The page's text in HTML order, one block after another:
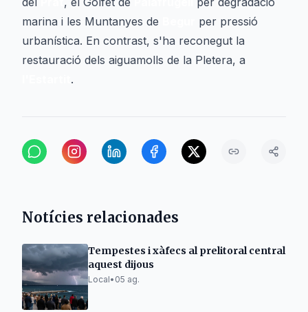
marina i les Muntanyes de
per pressió
urbanística. En contrast, s'ha reconegut la
restauració dels aiguamolls de la Pletera, a
.
Notícies relacionades
Tempestes i xàfecs al prelitoral central
aquest dijous
Local• 05 ag.